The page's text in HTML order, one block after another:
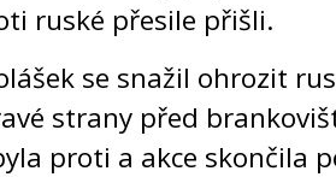
ruské přesile přišli.
se snažil ohrozit
strany před
proti a akce skončila